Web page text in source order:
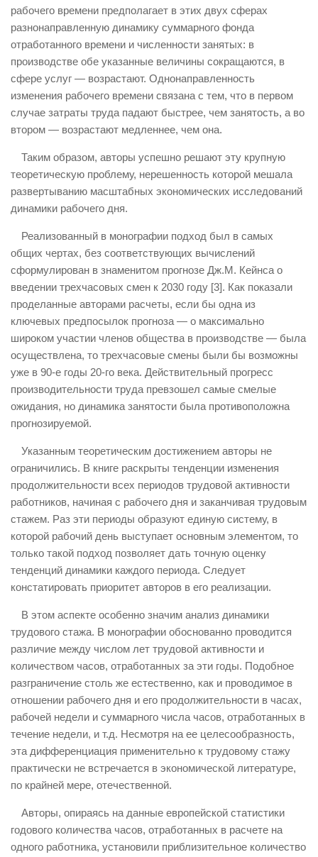
рабочего времени предполагает в этих двух сферах
разнонаправленную динамику суммарного фонда
отработанного времени и численности занятых: в
производстве обе указанные величины сокращаются, в
сфере услуг — возрастают. Однонаправленность
изменения рабочего времени связана с тем, что в первом
случае затраты труда падают быстрее, чем занятость, а во
втором — возрастают медленнее, чем она.
Таким образом, авторы успешно решают эту крупную
теоретическую проблему, нерешенность которой мешала
развертыванию масштабных экономических исследований
динамики рабочего дня.
Реализованный в монографии подход был в самых
общих чертах, без соответствующих вычислений
сформулирован в знаменитом прогнозе Дж.М. Кейнса о
введении трехчасовых смен к 2030 году [3]. Как показали
проделанные авторами расчеты, если бы одна из
ключевых предпосылок прогноза — о максимально
широком участии членов общества в производстве — была
осуществлена, то трехчасовые смены были бы возможны
уже в 90-е годы 20-го века. Действительный прогресс
производительности труда превзошел самые смелые
ожидания, но динамика занятости была противоположна
прогнозируемой.
Указанным теоретическим достижением авторы не
ограничились. В книге раскрыты тенденции изменения
продолжительности всех периодов трудовой активности
работников, начиная с рабочего дня и заканчивая трудовым
стажем. Раз эти периоды образуют единую систему, в
которой рабочий день выступает основным элементом, то
только такой подход позволяет дать точную оценку
тенденций динамики каждого периода. Следует
констатировать приоритет авторов в его реализации.
В этом аспекте особенно значим анализ динамики
трудового стажа. В монографии обоснованно проводится
различие между числом лет трудовой активности и
количеством часов, отработанных за эти годы. Подобное
разграничение столь же естественно, как и проводимое в
отношении рабочего дня и его продолжительности в часах,
рабочей недели и суммарного числа часов, отработанных в
течение недели, и т.д. Несмотря на ее целесообразность,
эта дифференциация применительно к трудовому стажу
практически не встречается в экономической литературе,
по крайней мере, отечественной.
Авторы, опираясь на данные европейской статистики
годового количества часов, отработанных в расчете на
одного работника, установили приблизительное количество